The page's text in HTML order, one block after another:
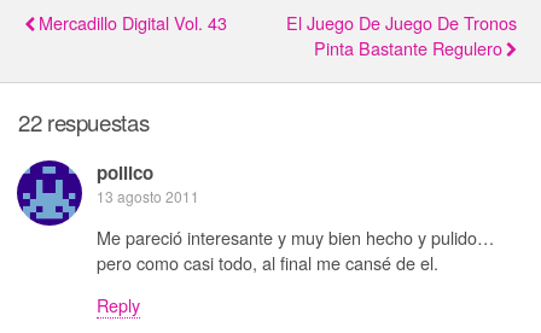
Mercadillo Digital Vol. 43
El Juego De Juego De Tronos
Pinta Bastante Regulero
22 respuestas
pollico
13 agosto 2011
Me pareció interesante y muy bien hecho y pulido…
pero como casi todo, al final me cansé de el.
Reply